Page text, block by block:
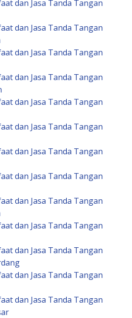
dan Jasa Tanda Tangan
dan Jasa Tanda Tangan
dan Jasa Tanda Tangan
dan Jasa Tanda Tangan
dan Jasa Tanda Tangan
dan Jasa Tanda Tangan
dan Jasa Tanda Tangan
dan Jasa Tanda Tangan
dan Jasa Tanda Tangan
dan Jasa Tanda Tangan
dan Jasa Tanda Tangan
dan Jasa Tanda Tangan
dan Jasa Tanda Tangan